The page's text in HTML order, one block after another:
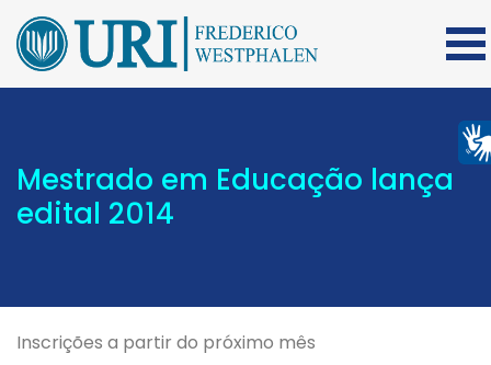
Mestrado em Educação lança
edital 2014
Inscrições a partir do próximo mês